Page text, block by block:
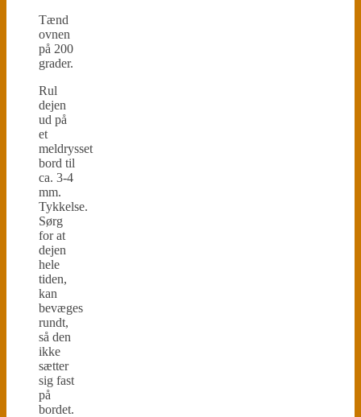
Tænd
ovnen
på 200
grader.
Rul
dejen
ud på
et
meldrysset
bord til
ca. 3-4
mm.
Tykkelse.
Sørg
for at
dejen
hele
tiden,
kan
bevæges
rundt,
så den
ikke
sætter
sig fast
på
bordet.